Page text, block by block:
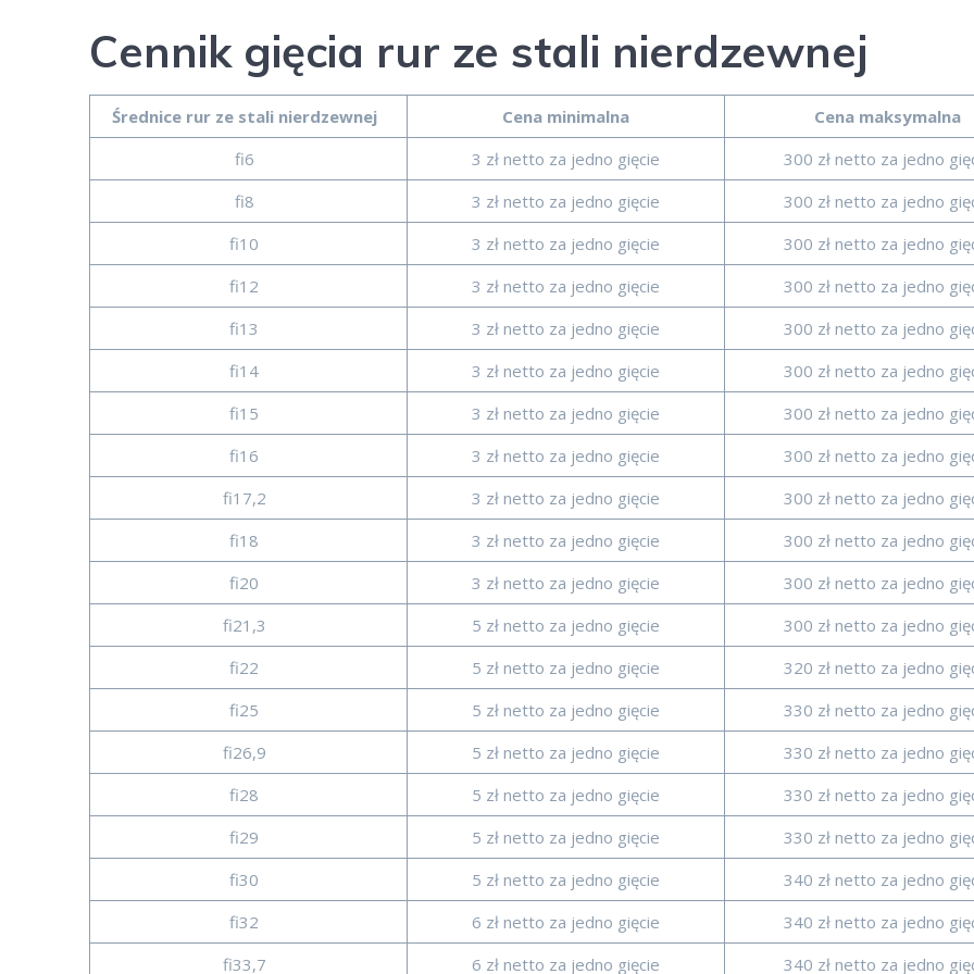
Cennik gięcia rur ze stali nierdzewnej
Średnice rur ze stali nierdzewnej Cena minimalna
Cena maksymalna
fi6
3 zł netto za jedno gięcie
300 zł netto za jedno
fi8
3 zł netto za jedno gięcie
300 zł netto za jedno
fi10
3 zł netto za jedno gięcie
300 zł netto za jedno
fi12
3 zł netto za jedno gięcie
300 zł netto za jedno
fi13
3 zł netto za jedno gięcie
300 zł netto za jedno
fi14
3 zł netto za jedno gięcie
300 zł netto za jedno
fi15
3 zł netto za jedno gięcie
300 zł netto za jedno
fi16
3 zł netto za jedno gięcie
300 zł netto za jedno
fi17,2
3 zł netto za jedno gięcie
300 zł netto za jedno
fi18
3 zł netto za jedno gięcie
300 zł netto za jedno
fi20
3 zł netto za jedno gięcie
300 zł netto za jedno
fi21,3
5 zł netto za jedno gięcie
300 zł netto za jedno
fi22
5 zł netto za jedno gięcie
320 zł netto za jedno
fi25
5 zł netto za jedno gięcie
330 zł netto za jedno
fi26,9
5 zł netto za jedno gięcie
330 zł netto za jedno
fi28
5 zł netto za jedno gięcie
330 zł netto za jedno
fi29
5 zł netto za jedno gięcie
330 zł netto za jedno
fi30
5 zł netto za jedno gięcie
340 zł netto za jedno
fi32
6 zł netto za jedno gięcie
340 zł netto za jedno
fi33,7
6 zł netto za jedno gięcie 340 zł netto za jedno